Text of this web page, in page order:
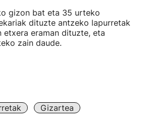
gizon bat eta 35 urteko
dituzte antzeko lapurretak
eraman dituzte, eta
zain daude.
Gizartea